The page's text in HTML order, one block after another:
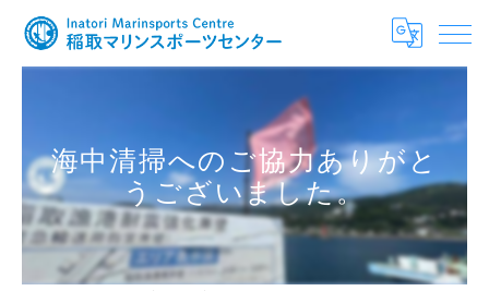
海中清掃へのご協力ありがと
うございました。